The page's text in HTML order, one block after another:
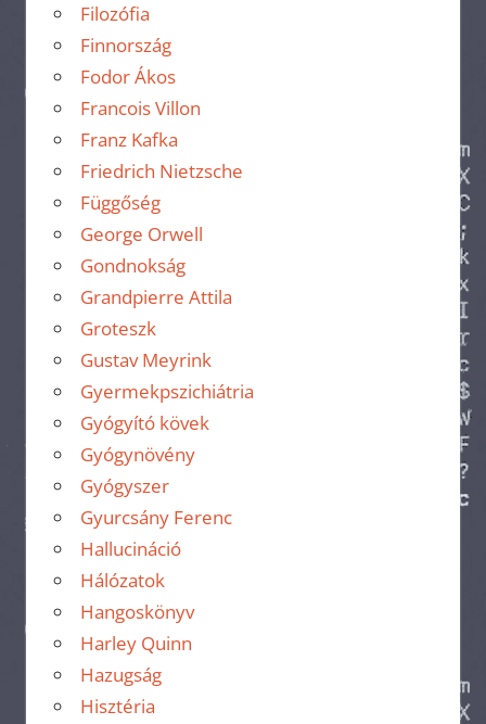
Filozófia
Finnország
Fodor Ákos
Francois Villon
Franz Kafka
Friedrich Nietzsche
Függőség
George Orwell
Gondnokság
Grandpierre Attila
Groteszk
Gustav Meyrink
Gyermekpszichiátria
Gyógyító kövek
Gyógynövény
Gyógyszer
Gyurcsány Ferenc
Hallucináció
Hálózatok
Hangoskönyv
Harley Quinn
Hazugság
Hisztéria